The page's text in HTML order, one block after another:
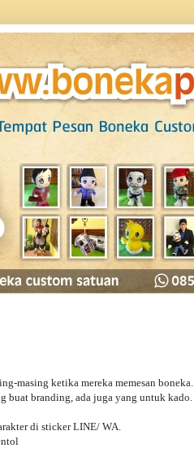
masing ketika mereka memesan boneka.
buat branding, ada juga yang untuk kado.
di sticker LINE/ WA.